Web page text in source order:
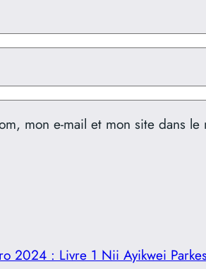
mon e-mail et mon site dans
2024 : Livre 1 Nii Ayikwei